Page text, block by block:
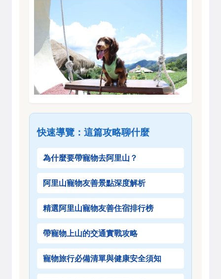
快速導覽：這篇攻略聊什麼
為什麼要帶寵物去阿里山？
阿里山寵物友善景點深度解析
精選阿里山寵物友善住宿排行榜
帶寵物上山的交通實戰攻略
寵物旅行必備清單與健康安全須知